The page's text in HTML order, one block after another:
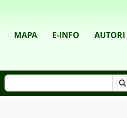
MAPA E-INFO AUTORI